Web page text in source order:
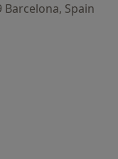
Barcelona, Spain